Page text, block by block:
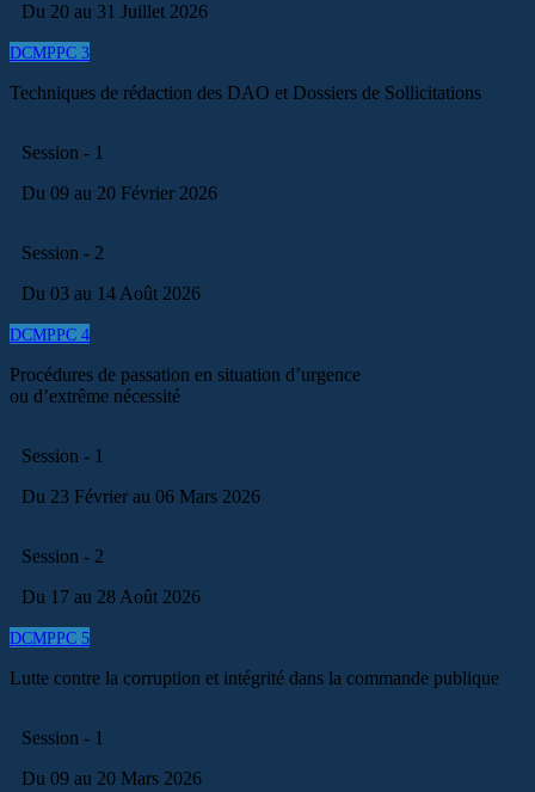
Du 20 au 31 Juillet 2026
DCMPPC 3
Techniques de rédaction des DAO et Dossiers de Sollicitations
Session - 1
Du 09 au 20 Février 2026
Session - 2
Du 03 au 14 Août 2026
DCMPPC 4
Procédures de passation en situation d’urgence
ou d’extrême nécessité
Session - 1
Du 23 Février au 06 Mars 2026
Session - 2
Du 17 au 28 Août 2026
DCMPPC 5
Lutte contre la corruption et intégrité dans la commande publique
Session - 1
Du 09 au 20 Mars 2026